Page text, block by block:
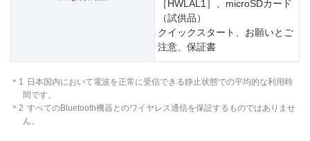
［HWLAL1］、microSDカード
（試供品）
クイックスタート、お願いとご
注意、保証書
＊1
日本国内において電波を正常に受信できる静止状態での平均的な利用時
間です。
＊2 すべてのBluetooth機器とのワイヤレス通信を保証するものではありませ
ん。